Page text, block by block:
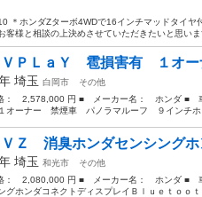
＊ホンダZターボ4WDで16インチマッドタイヤ
様と相談の上決めさせていただきたいと思いま
ＶＰＬａＹ 雹損害有 １オ
埼玉 白岡市
その他
： 2,578,000 円 ■ メーカー名： ホンダ ■
ーナー 禁煙車 パノラマルーフ ９インチホ
Ｚ 消臭ホンダセンシングホ
埼玉 和光市
その他
： 2,080,000 円 ■ メーカー名： ホンダ ■
ホンダコネクトディスプレイＢｌｕｅｔｏｏｔ